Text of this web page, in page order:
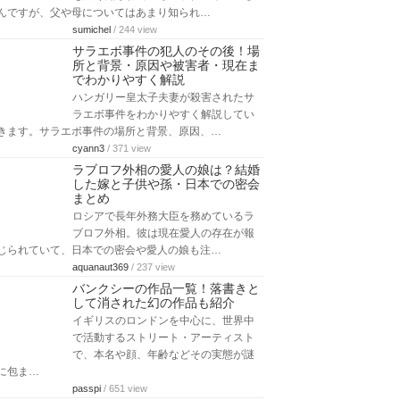
ですが、父や母についてはあまり知られ…
sumichel / 244 view
サラエボ事件の犯人のその後！場
所と背景・原因や被害者・現在ま
でわかりやすく解説
ハンガリー皇太子夫妻が殺害されたサ
ラエボ事件をわかりやすく解説してい
ます。サラエボ事件の場所と背景、原因、…
cyann3 / 371 view
ラブロフ外相の愛人の娘は？結婚
した嫁と子供や孫・日本での密会
まとめ
ロシアで長年外務大臣を務めているラ
ブロフ外相。彼は現在愛人の存在が報
られていて、日本での密会や愛人の娘も注…
aquanaut369 / 237 view
バンクシーの作品一覧！落書きと
して消された幻の作品も紹介
イギリスのロンドンを中心に、世界中
で活動するストリート・アーティスト
で、本名や顔、年齢などその実態が謎
包ま…
passpi / 651 view